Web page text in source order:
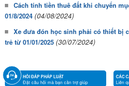
Cách tính tiền thuê đất khi chuyển
01/8/2024 (04/08/2024)
Xe đưa đón học sinh phải có thiết bị
trẻ từ 01/01/2025 (30/07/2024)
HỎI ĐÁP PHÁP LUẬT
Đặt câu hỏi mà bạn cần trợ giúp
CÁC
Liên